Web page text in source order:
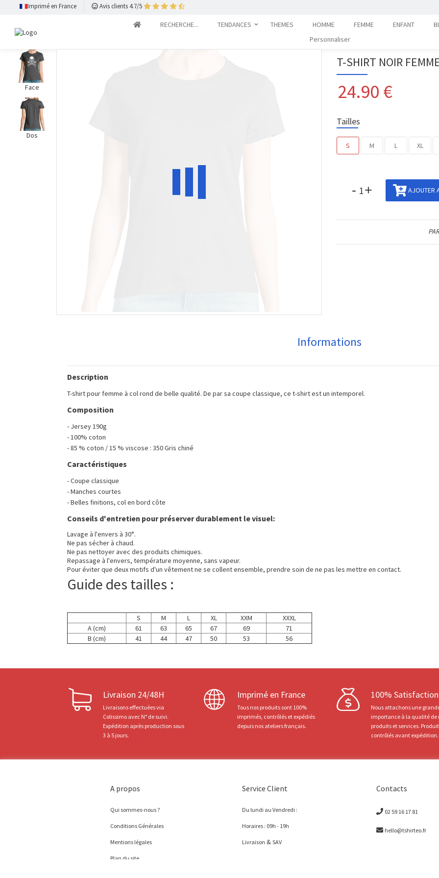
Imprimé en France Avis clients 4.7/5
RECHERCHE... TENDANCES THEMES HOMME FEMME ENFANT
Personnaliser
Face
Dos
T-SHIRT NOIR
24.90 €
Tailles
S M L XL
- + AJOUTER
Informations
Description
T-shirt pour femme à col rond de belle qualité. De par sa coupe classique, ce t-shirt est un intemporel.
Composition
- Jersey 190g
- 100% coton
- 85 % coton / 15 % viscose : 350 Gris chiné
Caractéristiques
- Coupe classique
- Manches courtes
- Belles finitions, col en bord côte
Conseils d'entretien pour préserver durablement le visuel:
Lavage à l'envers à 30°.
Ne pas sécher à chaud.
Ne pas nettoyer avec des produits chimiques.
Repassage à l'envers, température moyenne, sans vapeur.
Pour éviter que deux motifs d'un vêtement ne se collent ensemble, prendre soin de ne pas les mettre en contact.
Guide des tailles :
S M L XL XXM
XXXL
A (cm)
61 63 65 67 69
71
B (cm)
41 44 47 50 53 56
Livraison 24/48H
Livraisons effectuées via
Colissimo avec N° de suivi.
Expédition après production sous
3 à 5 jours.
Imprimé en France
Tous nos produits sont 100%
imprimés, contrôlés et expédiés
depuis nos ateliers français.
100% Satisfaction
Nous attachons une
importance à la qualité de
produits et services.
contrôlés avant expédition.
A propos
Qui sommes-nous ?
Conditions Générales
Mentions légales
Plan du site
Service Client
Du lundi au Vendredi :
Horaires : 09h - 19h
Livraison &SAV
Contacts
02 59 16 17 81
hello@tshirteo.fr